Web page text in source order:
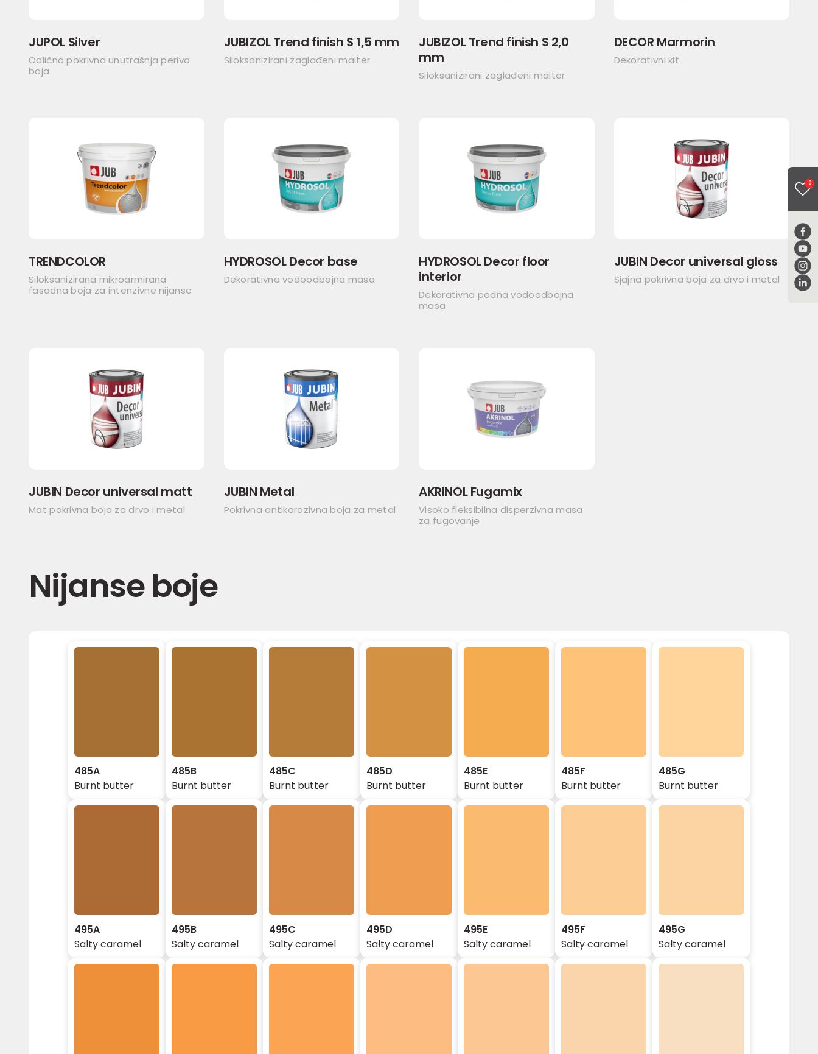
0
JUPOL Silver
Odlično pokrivna unutrašnja periva
boja
JUBIZOL Trend finish S 1,5 mm
Siloksanizirani zaglađeni malter
JUBIZOL Trend finish S 2,0
mm
Siloksanizirani zaglađeni malter
DECOR Marmorin
Dekorativni kit
TRENDCOLOR
Siloksanizirana mikroarmirana
fasadna boja za intenzivne nijanse
HYDROSOL Decor base
Dekorativna vodoodbojna masa
HYDROSOL Decor floor
interior
Dekorativna podna vodoodbojna
masa
JUBIN Decor universal gloss
Sjajna pokrivna boja za drvo i metal
JUBIN Decor universal matt
Mat pokrivna boja za drvo i metal
JUBIN Metal
Pokrivna antikorozivna boja za metal
AKRINOL Fugamix
Visoko fleksibilna disperzivna masa
za fugovanje
Nijanse boje
485A
Burnt butter
485B
Burnt butter
485C
Burnt butter
485D
Burnt butter
485E
Burnt butter
485F
Burnt butter
485G
Burnt butter
495A
Salty caramel
495B
Salty caramel
495C
Salty caramel
495D
Salty caramel
495E
Salty caramel
495F
Salty caramel
495G
Salty caramel